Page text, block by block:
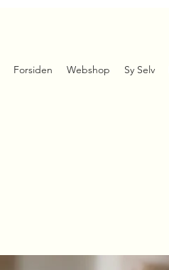
Forsiden Webshop Sy Selv